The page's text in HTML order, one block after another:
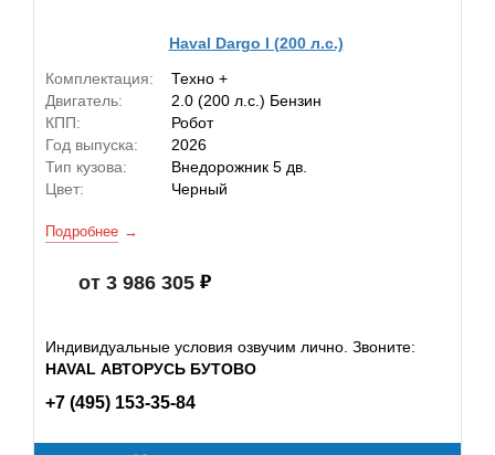
Haval Dargo I (200 л.с.)
Комплектация:
Техно +
Двигатель:
2.0 (200 л.с.) Бензин
КПП:
Робот
Год выпуска:
2026
Тип кузова:
Внедорожник 5 дв.
Цвет:
Черный
Подробнее
от 3 986 305
Индивидуальные условия озвучим лично. Звоните:
HAVAL АВТОРУСЬ БУТОВО
+7 (495) 153-35-84